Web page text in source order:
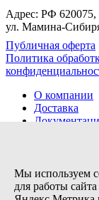
Адрес: РФ 620075,
ул. Мамина-
Публичная оферта
Политика
О компании
Доставка
Контакты
Мы используем
для работы